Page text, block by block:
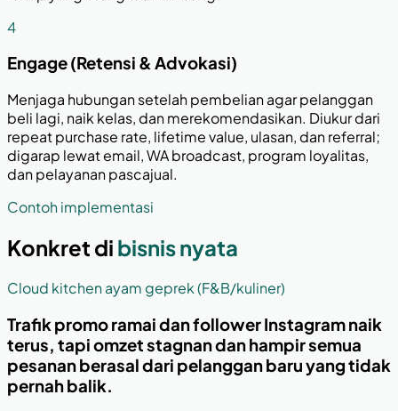
4
Engage (Retensi & Advokasi)
Menjaga hubungan setelah pembelian agar pelanggan
beli lagi, naik kelas, dan merekomendasikan. Diukur dari
repeat purchase rate, lifetime value, ulasan, dan referral;
digarap lewat email, WA broadcast, program loyalitas,
dan pelayanan pascajual.
Contoh implementasi
Konkret di bisnis nyata
Cloud kitchen ayam geprek (F&B/kuliner)
Trafik promo ramai dan follower Instagram naik
terus, tapi omzet stagnan dan hampir semua
pesanan berasal dari pelanggan baru yang tidak
pernah balik.